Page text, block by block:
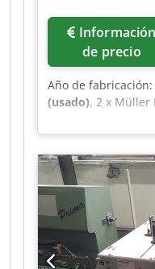
de precio
Año de fabricación:
(usado), 2 x Müller
Robatech Hotmelt
Müller Martini
Dcodpfexfwvqex